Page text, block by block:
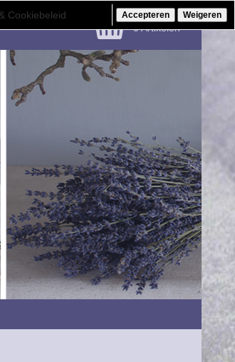
€ 0.00
0 Artikelen
Cookiebeleid Accepteren Weigeren